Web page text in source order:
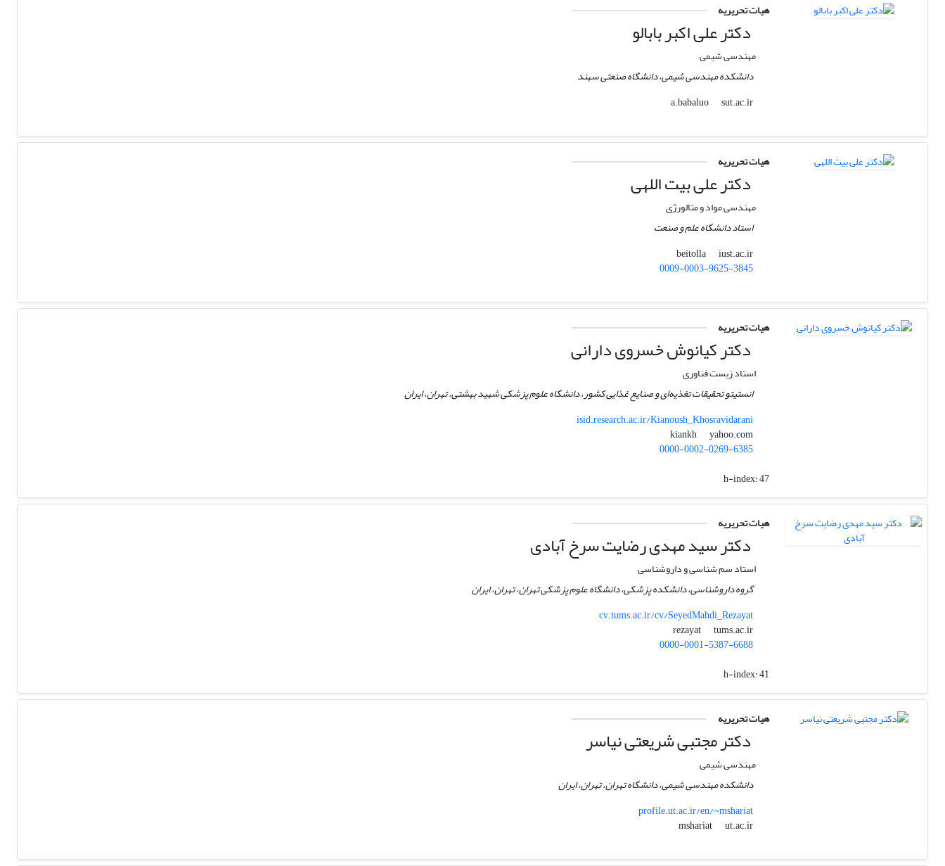
هیات تحریریه
دکتر علی اکبر بابالو
مهندسی شیمی
دانشکده مهندسی شیمی، دانشگاه صنعتی سهند
a.babaluo
sut.ac.ir
هیات تحریریه
دکتر علی بیت اللهی
مهندسی مواد و متالورژی
استاد دانشگاه علم و صنعت
beitolla
iust.ac.ir
0009-0003-9625-3845
هیات تحریریه
دکتر کیانوش خسروی دارانی
استاد زیست فناوری
انستیتو تحقیقات تغذیه‌ای و صنایع غذایی کشور، دانشگاه علوم پزشکی شهید بهشتی، تهران، ایران
isid.research.ac.ir/Kianoush_Khosravidarani
kiankh
yahoo.com
0000-0002-0269-6385
h-index:47
هیات تحریریه
دکتر سید مهدی رضایت سرخ آبادی
استاد سم شناسی و داروشناسی
گروه داروشناسی، دانشکده پزشکی، دانشگاه علوم پزشکی تهران، تهران، ایران
cv.tums.ac.ir/cv/SeyedMahdi_Rezayat
rezayat
tums.ac.ir
0000-0001-5387-6688
h-index:41
هیات تحریریه
دکتر مجتبی شریعتی نیاسر
مهندسی شیمی
دانشکده مهندسی شیمی، دانشگاه تهران، تهران، ایران
profile.ut.ac.ir/en/~mshariat
mshariat
ut.ac.ir